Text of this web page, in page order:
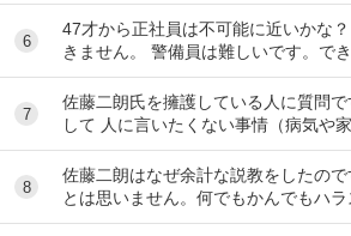
6
47才から正社員は不可能に近いかな
きません。 警備員は難しいです。で
運転手は無理です。できません 過去
7
佐藤二朗氏を擁護している人に質問
して 人に言いたくない事情（病気や
り、上司や総務等に相談した結果、
8
佐藤二朗はなぜ余計な説教をしたの
とは思いません。何でもかんでもハラ
風潮に反対です。ただ、橋本愛から